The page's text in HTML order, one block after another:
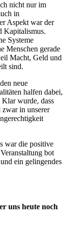
nicht nur im
in
Aspekt war der
Kapitalismus.
Systeme
Menschen gerade
Macht, Geld und
sind.
neue
halfen dabei,
wurde, dass
zwar in unserer
war die positive
bot
ein gelingendes
uns heute noch